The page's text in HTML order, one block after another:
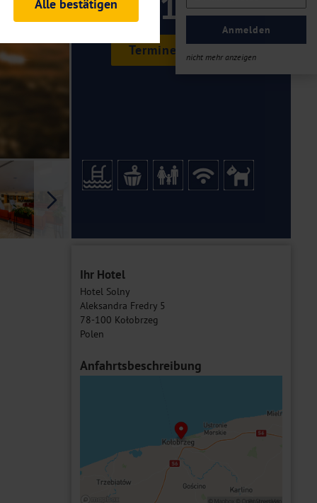
Anmelden
nicht mehr anzeigen
Termine & Preise
Ihr Hotel
Hotel Solny
Aleksandra Fredry 5
78-100 Kołobrzeg
Polen
Anfahrtsbeschreibung
und Analysen. Mithilfe
Auftritts ermitteln und
es zu einer Drittlands
Alle bestätigen